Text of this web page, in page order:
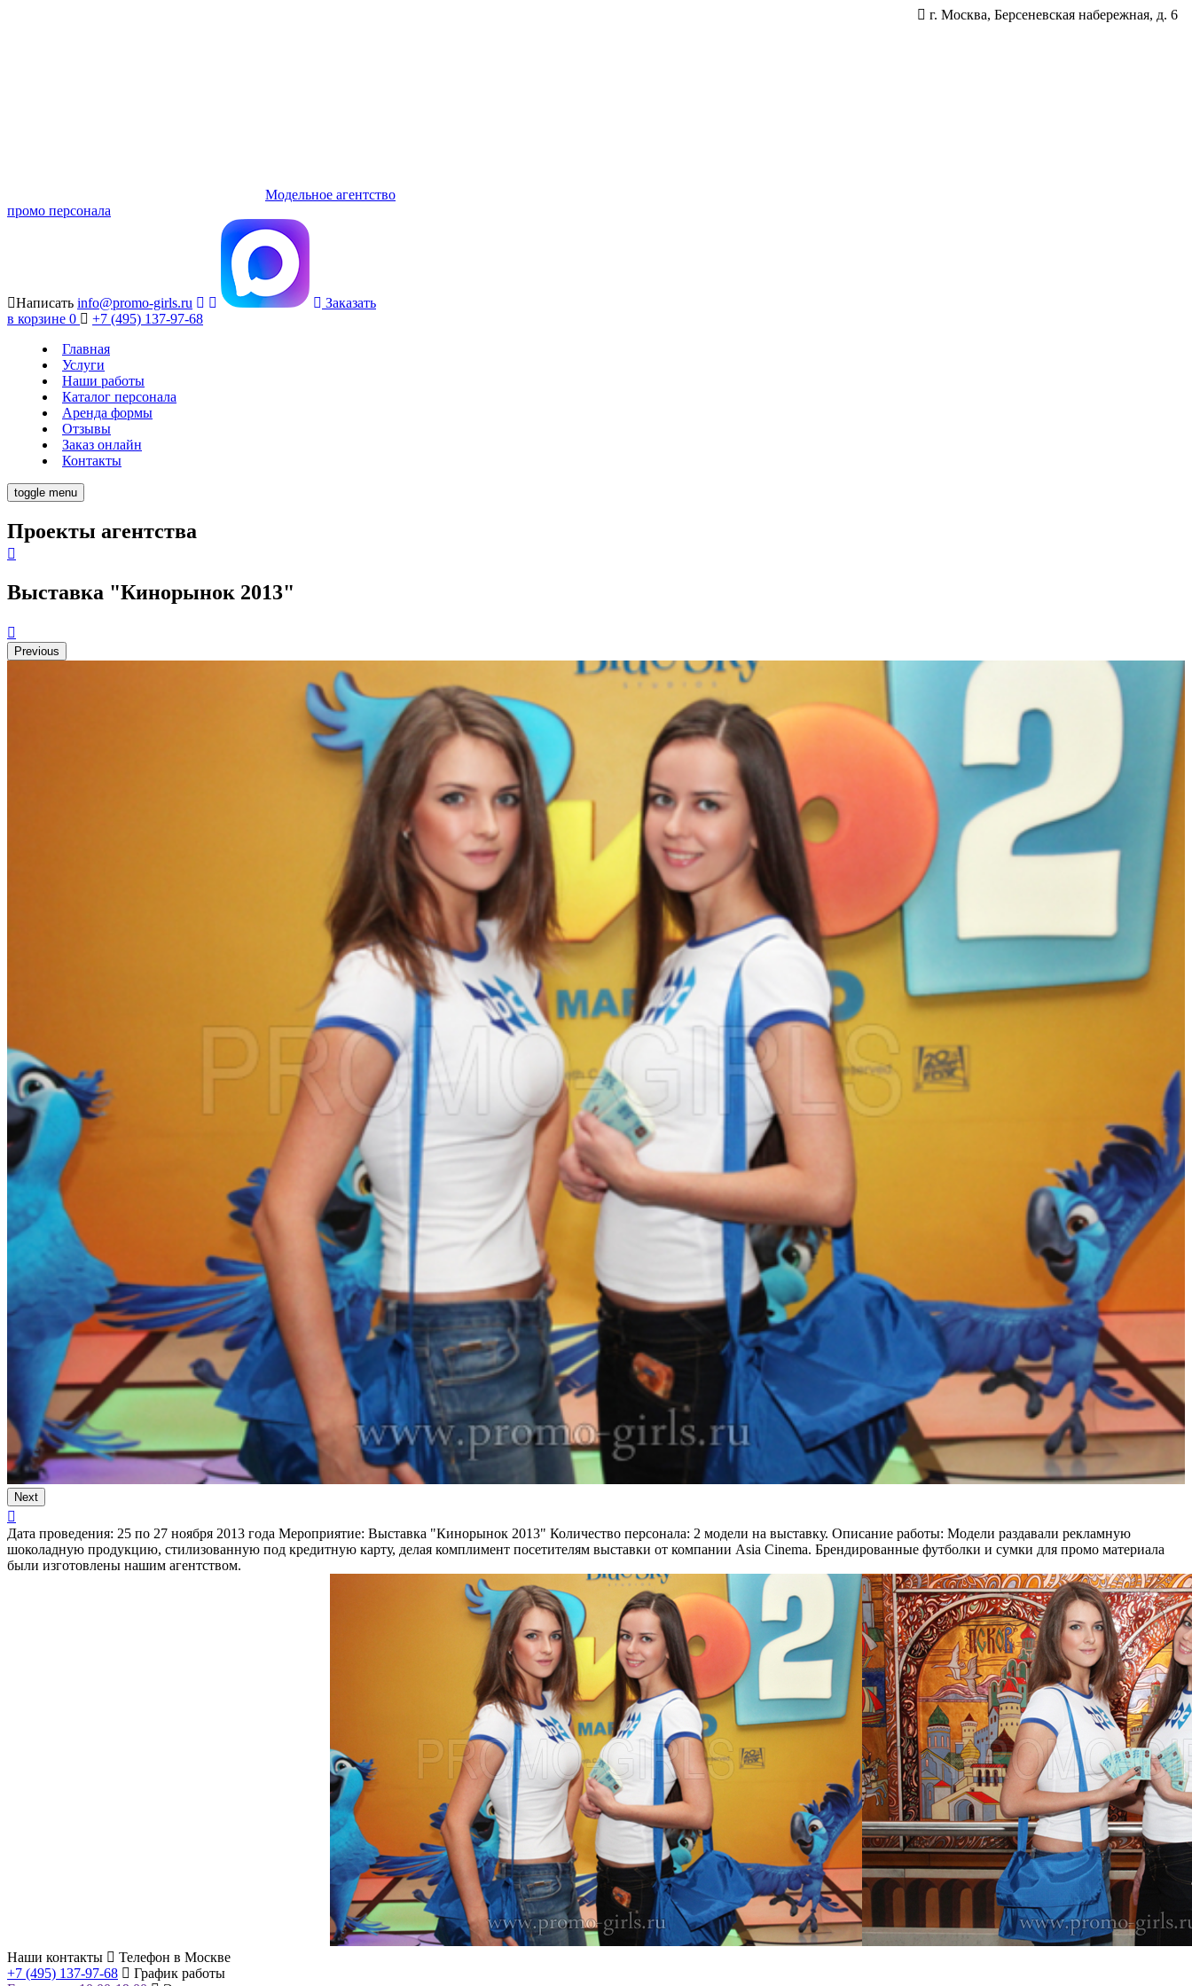
г. Москва, Берсеневская набережная, д. 6
Модельное агентство
промо персонала
Написать info@promo-girls.ru
Заказать
в корзине 0
+7 (495) 137-97-68
Главная
Услуги
Наши работы
Каталог персонала
Аренда формы
Отзывы
Заказ онлайн
Контакты
toggle menu
Проекты агентства
Выставка "Кинорынок 2013"
Previous
Next
Дата проведения: 25 по 27 ноября 2013 года Мероприятие: Выставка "Кинорынок 2013" Количество персонала: 2 модели на выставку. Описание работы: Модели раздавали рекламную
шоколадную продукцию, стилизованную под кредитную карту, делая комплимент посетителям выставки от компании Asia Cinema. Брендированные футболки и сумки для промо материала
были изготовлены нашим агентством.
Наши контакты
Телефон в Москве
+7 (495) 137-97-68
График работы